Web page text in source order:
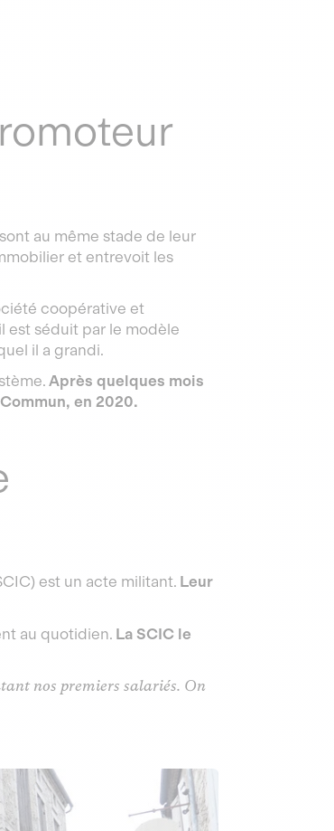
au même stade de leur
et entrevoit les
coopérative et
est séduit par le modèle
il a grandi.
Après quelques mois
en 2020.
est un acte militant. Leur
au quotidien. La SCIC le
nos premiers salariés. On